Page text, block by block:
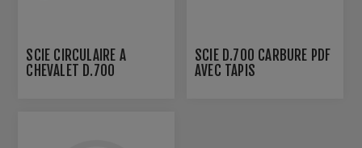
SCIE CIRCULAIRE A
CHEVALET D.700
SCIE D.700 CARBURE PDF
AVEC TAPIS